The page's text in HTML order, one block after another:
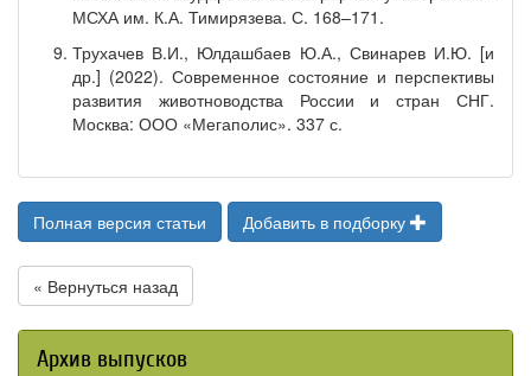
МСХА им. К.А. Тимирязева. С. 168–171.
Трухачев В.И., Юлдашбаев Ю.А., Свинарев И.Ю. [и
др.] (2022). Современное состояние и перспективы
развития животноводства России и стран СНГ.
Москва: ООО «Мегаполис». 337 с.
Полная версия статьи Добавить в подборку
« Вернуться назад
Архив выпусков